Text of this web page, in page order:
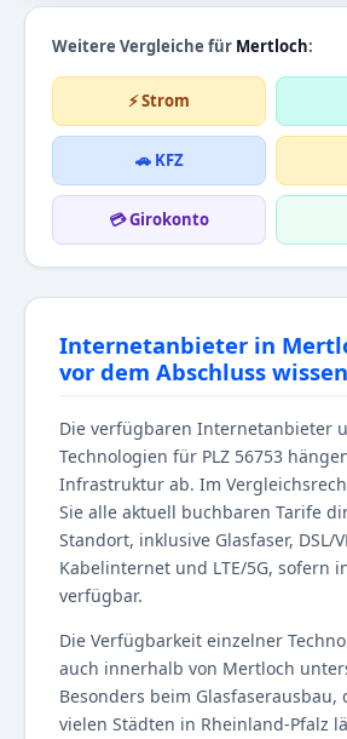
Weitere Vergleiche für Mertloch:
⚡ Strom
🚗 KFZ
💳 Girokonto
Internetanbieter in
vor dem Abschluss
Die verfügbaren Internetanbieter
Technologien für PLZ 56753
Infrastruktur ab. Im
Sie alle aktuell buchbaren Tarife
Standort, inklusive Glasfaser, DSL/
Kabelinternet und LTE/5G, sofern
verfügbar.
Die Verfügbarkeit einzelner
auch innerhalb von Mertloch
Besonders beim Glasfaserausbau,
vielen Städten in Rheinland-Pfalz